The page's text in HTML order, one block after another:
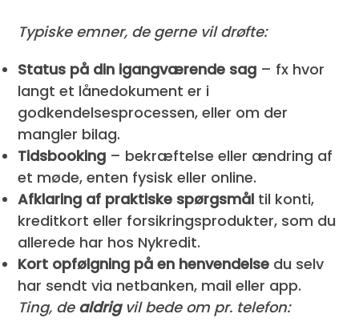
Typiske emner, de gerne vil drøfte:
Status på din igangværende sag – fx hvor
langt et lånedokument er i
godkendelsesprocessen, eller om der
mangler bilag.
Tidsbooking – bekræftelse eller ændring af
et møde, enten fysisk eller online.
Afklaring af praktiske spørgsmål til konti,
kreditkort eller forsikringsprodukter, som du
allerede har hos Nykredit.
Kort opfølgning på en henvendelse du selv
har sendt via netbanken, mail eller app.
Ting, de aldrigvil bede om pr. telefon: